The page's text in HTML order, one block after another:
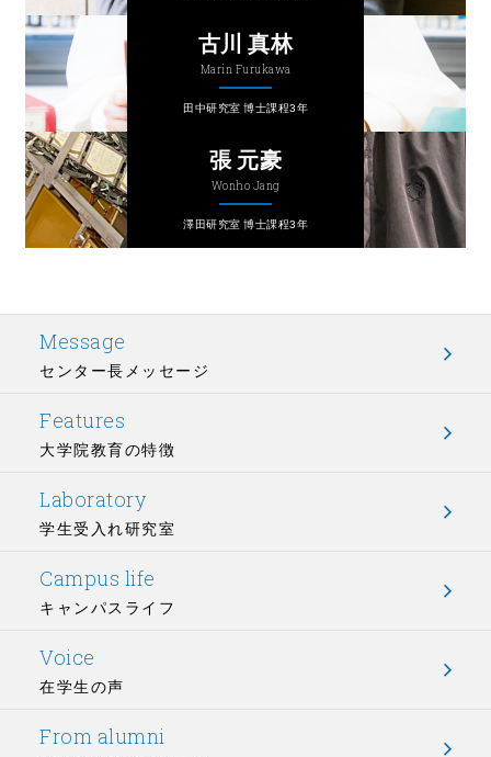
古川 真林
Marin Furukawa
田中研究室 博士課程3年
張 元豪
Wonho Jang
澤田研究室 博士課程3年
Message
センター長メッセージ
Features
大学院教育の特徴
Laboratory
学生受入れ研究室
Campus life
キャンパスライフ
Voice
在学生の声
From alumni